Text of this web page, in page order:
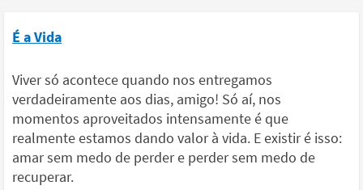
É a Vida
Viver só acontece quando nos entregamos
verdadeiramente aos dias, amigo! Só aí, nos
momentos aproveitados intensamente é que
realmente estamos dando valor à vida. E existir é isso:
amar sem medo de perder e perder sem medo de
recuperar.